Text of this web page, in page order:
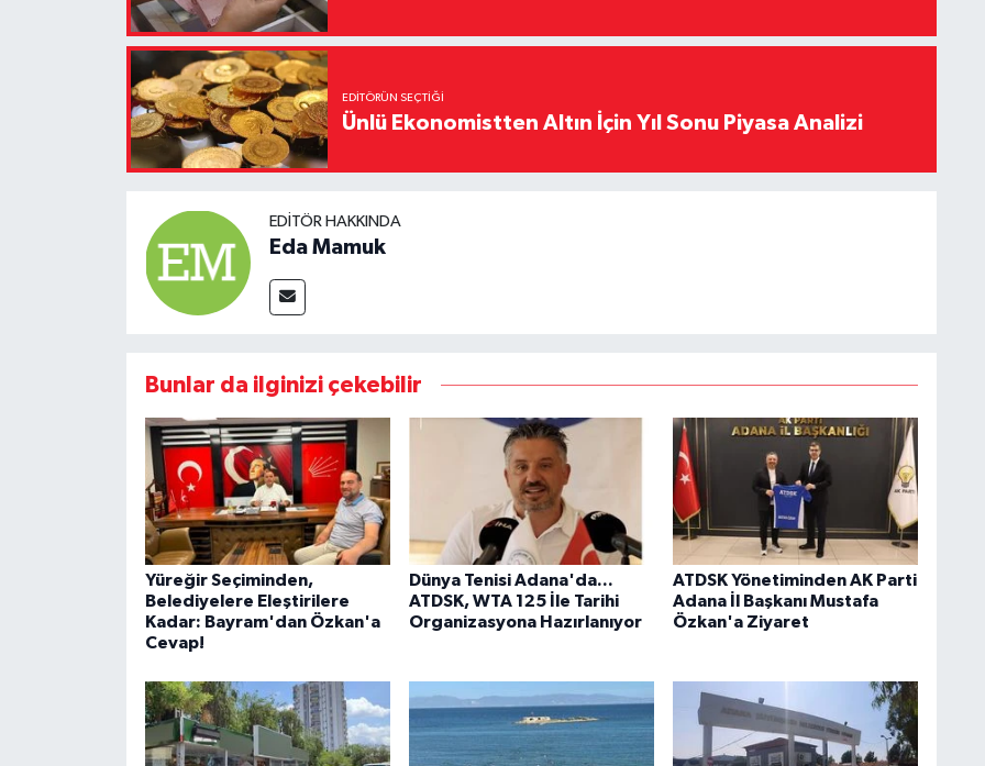
EDITÖRÜN SEÇTIĞI
Ünlü Ekonomistten Altın İçin Yıl Sonu Piyasa Analizi
EDITÖR HAKKINDA
Eda Mamuk
Bunlar da ilginizi çekebilir
Yüreğir Seçiminden,
Belediyelere Eleştirilere
Kadar: Bayram'dan Özkan'a
Cevap!
Dünya Tenisi Adana'da...
ATDSK, WTA 125 İle Tarihi
Organizasyona Hazırlanıyor
ATDSK Yönetiminden AK Parti
Adana İl Başkanı Mustafa
Özkan'a Ziyaret